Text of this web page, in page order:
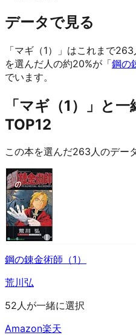
データで見る
「マギ（1）」はこれまで
を選んだ人の約20%が「鋼の
でいます。
「マギ（1）」と
TOP12
この本を選んだ263人のデー
鋼の錬金術師（1）
荒川弘
52人が一緒に選択
Amazon楽天